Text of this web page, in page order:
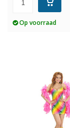
Op voorraad